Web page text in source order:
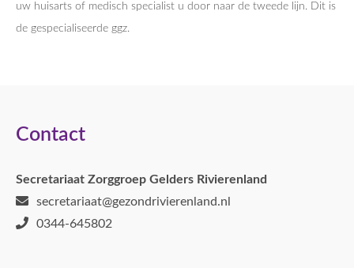
uw huisarts of medisch specialist u door naar de tweede lijn. Dit is
de gespecialiseerde ggz.
Contact
Secretariaat Zorggroep Gelders Rivierenland
secretariaat@gezondrivierenland.nl
0344-645802